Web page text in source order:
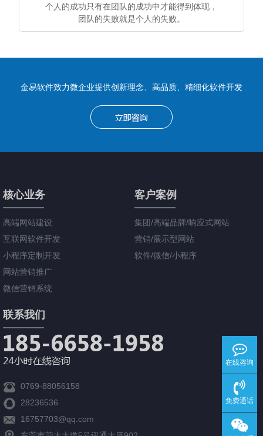
个人的成功只有在团队的成功中才能得到体现，
团队的失败就是个人的失败。
金易软件致力微企业提供创新理念、高品质、精细化软件开发
核心业务
高端网站建设
互联网软件开发
小程序定制开发
网站营销推广
微信营销系统
客户案例
集团/高端品牌/响应式网站
营销/展示型网站
软件/微信/小程序
联系我们
0769-88056158
28236536
16757703@qq.com
在线咨询
免费通话